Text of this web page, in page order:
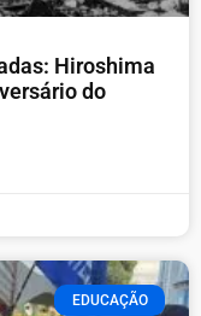
Hiroshima
do
EDUCAÇÃO